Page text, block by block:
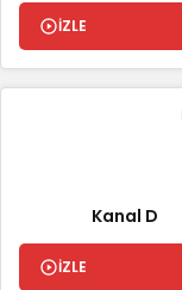
İZLE
Kanal D
İZLE